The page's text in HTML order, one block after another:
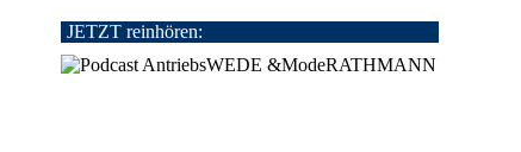
JETZT reinhören: